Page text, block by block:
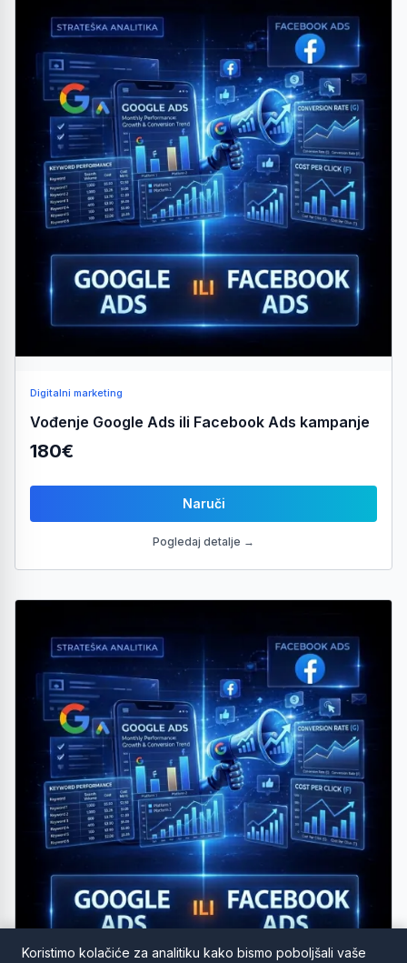
Digitalni marketing
Vođenje Google Ads ili Facebook Ads kampanje
180€
Naruči
Pogledaj detalje →
Koristimo kolačiće za analitiku kako bismo poboljšali vaše